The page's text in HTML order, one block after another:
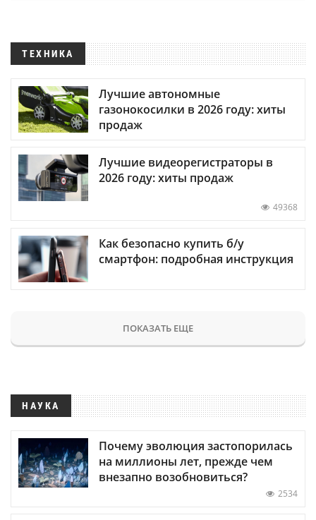
ТЕХНИКА
Лучшие автономные
газонокосилки в 2026 году: хиты
продаж
Лучшие видеорегистраторы в
2026 году: хиты продаж
49368
Как безопасно купить б/у
смартфон: подробная инструкция
ПОКАЗАТЬ ЕЩЕ
НАУКА
Почему эволюция застопорилась
на миллионы лет, прежде чем
внезапно возобновиться?
2534